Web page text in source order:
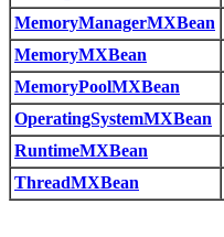
MemoryManagerMXBean
MemoryMXBean
MemoryPoolMXBean
OperatingSystemMXBean
RuntimeMXBean
ThreadMXBean